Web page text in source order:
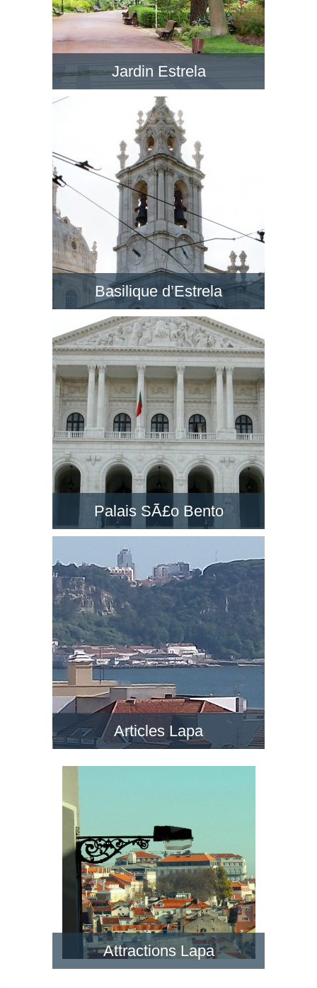
Jardin Estrela
Le Jardim da Estrela en face de la BasÃ­lica da
Estrela est un jardin romantique avec de petits
lacs, dans un style anglais. Visitez ce jardin !
Basilique d’Estrela
Au quartier de Lapa, la Basilique d’Estrela est
un des grands monuments à Lisbonne. Visitez-
la et découvrez le paysage dans son belvédère
!
Palais SÃ£o Bento
Le PalÃ¡cio de SÃ£o Bento est un majestueux
palais néo-classique situé à Lisbonne.
Découvrez le siège du Parlement du Portugal !
Articles Lapa
Attractions Lapa